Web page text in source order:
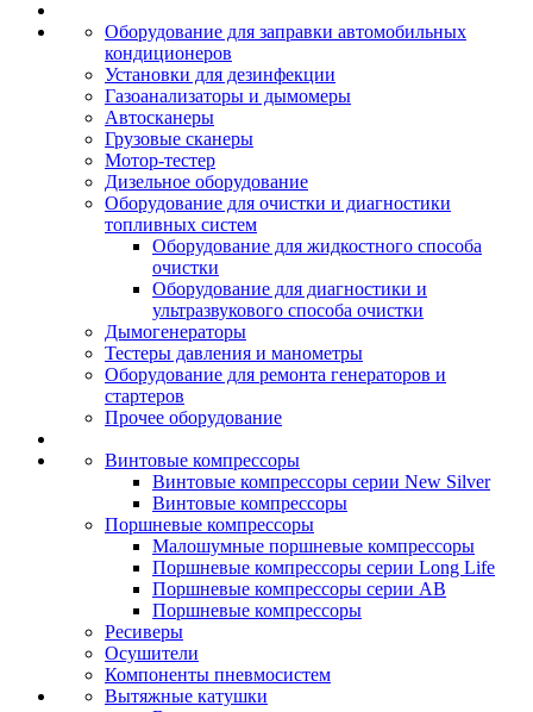
Оборудование для заправки автомобильных
кондиционеров
Установки для дезинфекции
Газоанализаторы и дымомеры
Автосканеры
Грузовые сканеры
Мотор-тестер
Дизельное оборудование
Оборудование для очистки и диагностики
топливных систем
Оборудование для жидкостного способа
очистки
Оборудование для диагностики и
ультразвукового способа очистки
Дымогенераторы
Тестеры давления и манометры
Оборудование для ремонта генераторов и
стартеров
Прочее оборудование
Винтовые компрессоры
Винтовые компрессоры серии New Silver
Винтовые компрессоры
Поршневые компрессоры
Малошумные поршневые компрессоры
Поршневые компрессоры серии Long Life
Поршневые компрессоры серии AB
Поршневые компрессоры
Ресиверы
Осушители
Компоненты пневмосистем
Вытяжные катушки